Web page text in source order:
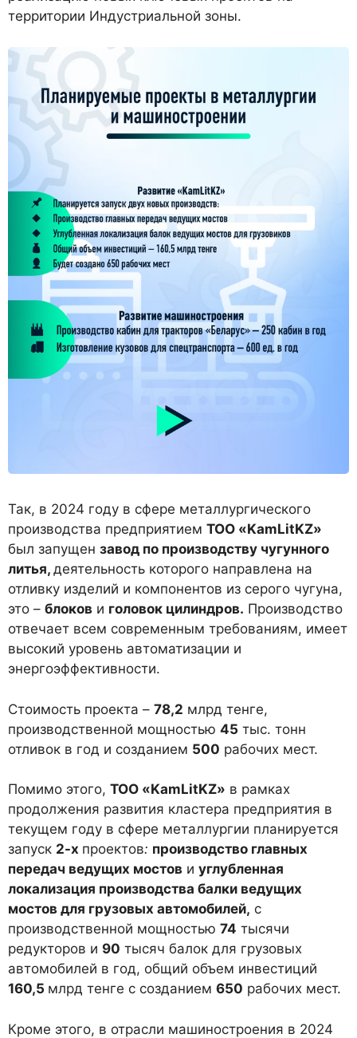
территории Индустриальной зоны.
Так, в 2024 году в сфере металлургического
производства предприятием ТОО «KamLitKZ»
был запущен завод по производству чугунного
литья, деятельность которого направлена на
отливку изделий и компонентов из серого чугуна,
это – блоков и головок цилиндров. Производство
отвечает всем современным требованиям, имеет
высокий уровень автоматизации и
энергоэффективности.
Стоимость проекта – 78,2 млрд тенге,
производственной мощностью 45 тыс. тонн
отливок в год и созданием 500 рабочих мест.
Помимо этого, ТОО «KamLitKZ» в рамках
продолжения развития кластера предприятия в
текущем году в сфере металлургии планируется
запуск 2-х проектов: производство главных
передач ведущих мостов и углубленная
локализация производства балки ведущих
мостов для грузовых автомобилей, с
производственной мощностью 74 тысячи
редукторов и 90 тысяч балок для грузовых
автомобилей в год, общий объем инвестиций
160,5 млрд тенге с созданием 650 рабочих мест.
Кроме этого, в отрасли машиностроения в 2024